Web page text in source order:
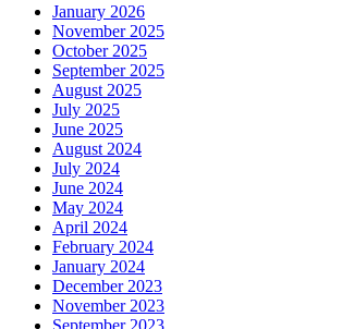
January 2026
November 2025
October 2025
September 2025
August 2025
July 2025
June 2025
August 2024
July 2024
June 2024
May 2024
April 2024
February 2024
January 2024
December 2023
November 2023
September 2023